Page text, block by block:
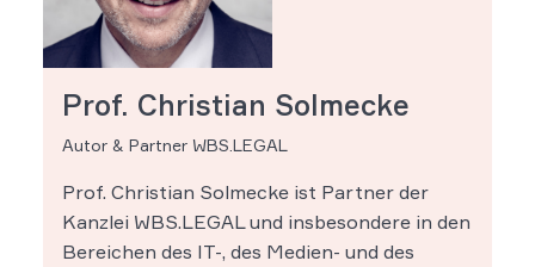
Prof. Christian Solmecke
Autor & Partner WBS.LEGAL
Prof. Christian Solmecke ist Partner der
Kanzlei WBS.LEGAL und insbesondere in den
Bereichen des IT-, des Medien- und des